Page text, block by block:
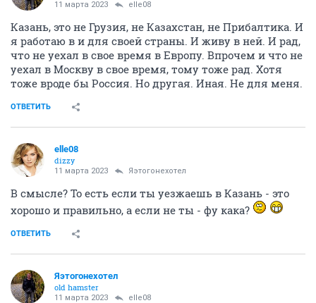
11 марта 2023 elle08
Казань, это не Грузия, не Казахстан, не Прибалтика. И
я работаю в и для своей страны. И живу в ней. И рад,
что не уехал в свое время в Европу. Впрочем и что не
уехал в Москву в свое время, тому тоже рад. Хотя
тоже вроде бы Россия. Но другая. Иная. Не для меня.
ОТВЕТИТЬ
elle08
dizzy
11 марта 2023 Яэтогонехотел
В смысле? То есть если ты уезжаешь в Казань - это
хорошо и правильно, а если не ты - фу кака?
ОТВЕТИТЬ
Яэтогонехотел
old hamster
11 марта 2023 elle08